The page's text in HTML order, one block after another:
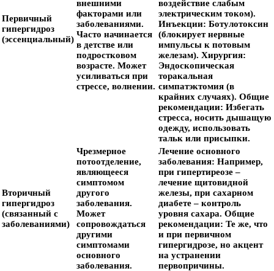
Первичный
гипергидроз
(эссенциальный)
внешними
факторами или
заболеваниями.
Часто начинается
в детстве или
подростковом
возрасте. Может
усиливаться при
стрессе, волнении.
воздействие слабым
электрическим током).
Инъекции: Ботулотоксин
(блокирует нервные
импульсы к потовым
железам). Хирургия:
Эндоскопическая
торакальная
симпатэктомия (в
крайних случаях). Общие
рекомендации: Избегать
стресса, носить дышащую
одежду, использовать
тальк или присыпки.
Вторичный
гипергидроз
(связанный с
заболеваниями)
Чрезмерное
потоотделение,
являющееся
симптомом
другого
заболевания.
Может
сопровождаться
другими
симптомами
основного
заболевания.
Лечение основного
заболевания: Например,
при гипертиреозе –
лечение щитовидной
железы, при сахарном
диабете – контроль
уровня сахара. Общие
рекомендации: Те же, что
и при первичном
гипергидрозе, но акцент
на устранении
первопричины.